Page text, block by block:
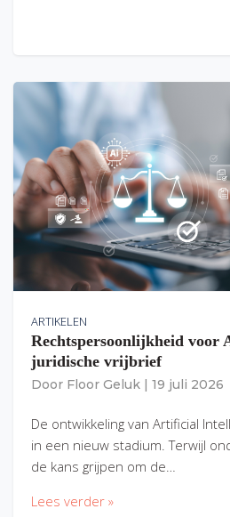
ARTIKELEN
Rechtspersoonlijkheid voor
juridische vrijbrief
Door Floor Geluk 19 juli 2026
De ontwikkeling van Artificial
in een nieuw stadium. Terwijl
de kans grijpen om de…
Lees verder »